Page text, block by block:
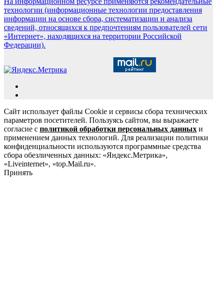
технологии (информационные технологии предоставления
информации на основе сбора, систематизации и анализа
сведений, относящихся к предпочтениям пользователей сети
«Интернет», находящихся на территории Российской
Федерации).
Сайт использует файлы Cookie и сервисы сбора технических
параметров посетителей. Пользуясь сайтом, вы выражаете
согласие с политикой обработки персональных данных и
применением данных технологий. Для реализации политики
конфиденциальности используются программные средства
сбора обезличенных данных: «Яндекс.Метрика»,
«Liveinternet», «top.Mail.ru».
Принять